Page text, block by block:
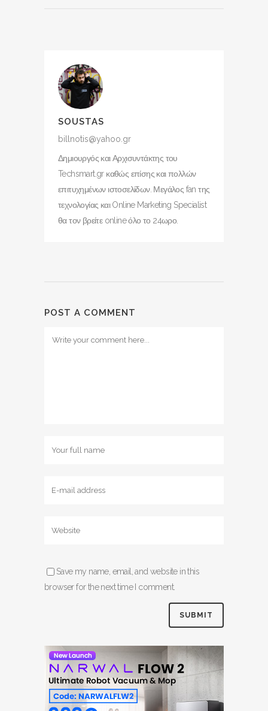
SOUSTAS
billnotis@yahoo.gr
Δημιουργός και Αρχισυντάκτης του
Techsmart.gr καθώς επίσης και πολλών
επιτυχημένων ιστοσελίδων. Μεγάλος fan της
τεχνολογίας και Online Marketing Specialist
θα τον βρείτε online όλο το 24ωρο.
POST A COMMENT
Save my name, email, and website in this
browser for the next time I comment.